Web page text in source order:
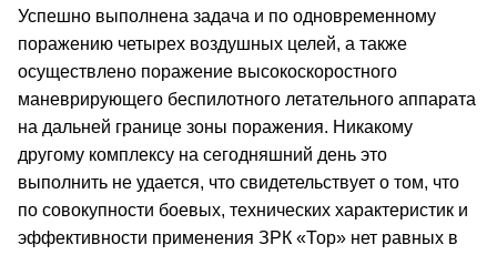
Успешно выполнена задача и по одновременному
поражению четырех воздушных целей, а также
осуществлено поражение высокоскоростного
маневрирующего беспилотного летательного аппарата
на дальней границе зоны поражения. Никакому
другому комплексу на сегодняшний день это
выполнить не удается, что свидетельствует о том, что
по совокупности боевых, технических характеристик и
эффективности применения ЗРК «Тор» нет равных в